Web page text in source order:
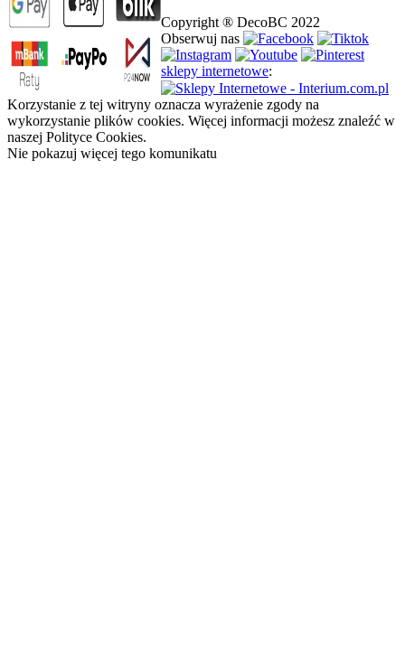
Copyright ® DecoBC 2022
Obserwuj nas
sklepy internetowe:
Korzystanie z tej witryny oznacza wyrażenie zgody na
wykorzystanie plików cookies. Więcej informacji możesz znaleźć w
naszej Polityce Cookies.
Nie pokazuj więcej tego komunikatu